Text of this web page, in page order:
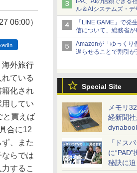
ル＆AIシステムズ・
「LINE GAME」で発
信について、総務省
Amazonが「ゆっくり
遅らせることで割引
Special Site
メモリ
経新聞
「ドス
に
秘訣に
06:00）
外旅行
ている
籍化され
してい
と買えば
合に12
、また
ならでは
するこ